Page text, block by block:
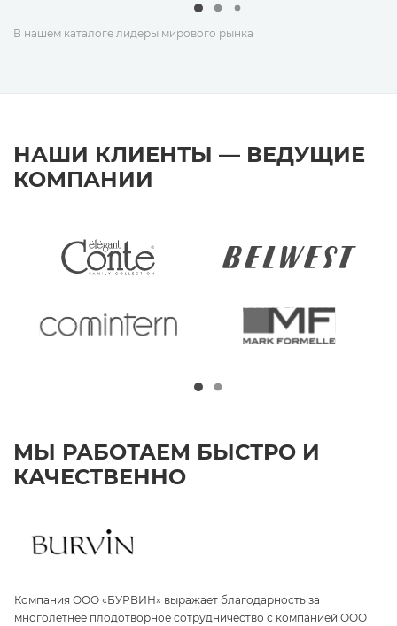
В нашем каталоге лидеры мирового рынка
НАШИ КЛИЕНТЫ — ВЕДУЩИЕ
КОМПАНИИ
МЫ РАБОТАЕМ БЫСТРО И
КАЧЕСТВЕННО
Компания ООО «БУРВИН» выражает благодарность за
многолетнее плодотворное сотрудничество с компанией ООО